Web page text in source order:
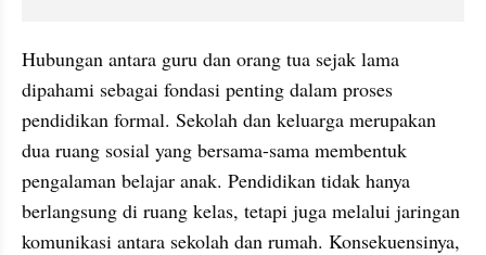
Hubungan antara guru dan orang tua sejak lama
dipahami sebagai fondasi penting dalam proses
pendidikan formal. Sekolah dan keluarga merupakan
dua ruang sosial yang bersama-sama membentuk
pengalaman belajar anak. Pendidikan tidak hanya
berlangsung di ruang kelas, tetapi juga melalui jaringan
komunikasi antara sekolah dan rumah. Konsekuensinya,